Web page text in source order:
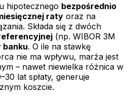
hipotecznego bezpośrednio
raty oraz na
Składa się z dwóch
(np. WIBOR 3M
banku. O ile na stawkę
nie ma wpływu, marża jest
– nawet niewielka różnica w
lat spłaty, generuje
koszcie.